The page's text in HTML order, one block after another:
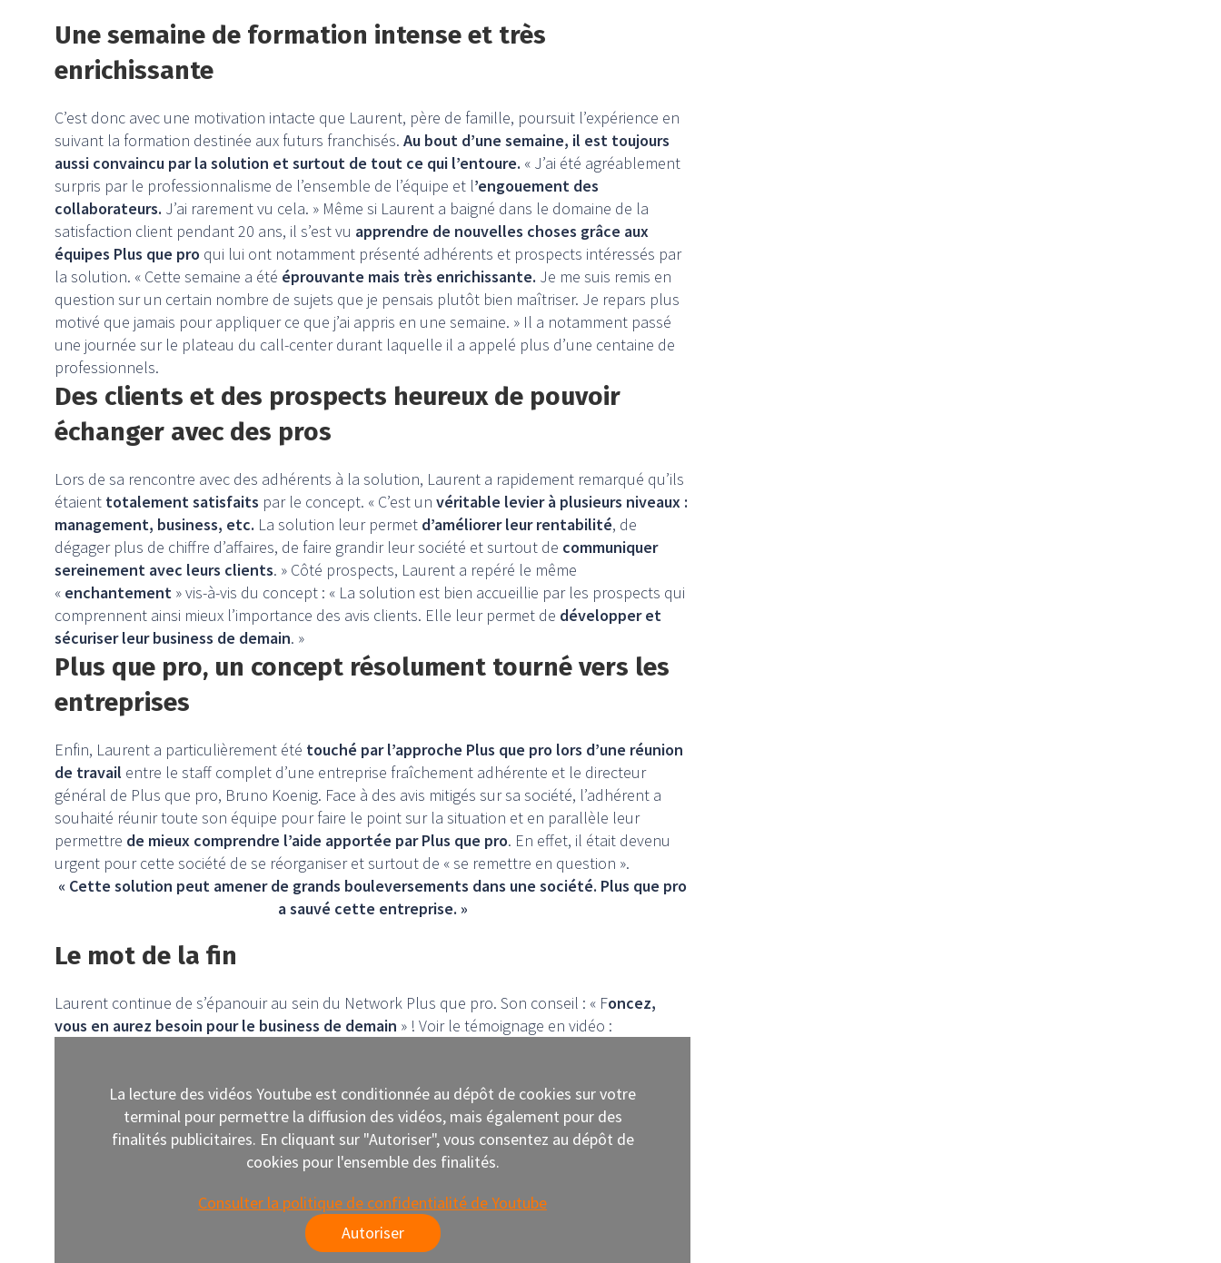
Une semaine de formation intense et très
enrichissante
C’est donc avec une motivation intacte que Laurent, père de famille, poursuit l’expérience en
suivant la formation destinée aux futurs franchisés. Au bout d’une semaine, il est toujours
aussi convaincu par la solution et surtout de tout ce qui l’entoure. « J’ai été agréablement
surpris par le professionnalisme de l’ensemble de l’équipe et l’engouement des
collaborateurs. J’ai rarement vu cela. » Même si Laurent a baigné dans le domaine de la
satisfaction client pendant 20 ans, il s’est vu apprendre de nouvelles choses grâce aux
équipes Plus que pro qui lui ont notamment présenté adhérents et prospects intéressés par
la solution. « Cette semaine a été éprouvante mais très enrichissante. Je me suis remis en
question sur un certain nombre de sujets que je pensais plutôt bien maîtriser. Je repars plus
motivé que jamais pour appliquer ce que j’ai appris en une semaine. » Il a notamment passé
une journée sur le plateau du call-center durant laquelle il a appelé plus d’une centaine de
professionnels.
Des clients et des prospects heureux de pouvoir
échanger avec des pros
Lors de sa rencontre avec des adhérents à la solution, Laurent a rapidement remarqué qu’ils
étaient totalement satisfaits par le concept. « C’est un véritable levier à plusieurs niveaux :
management, business, etc. La solution leur permet d’améliorer leur rentabilité, de
dégager plus de chiffre d’affaires, de faire grandir leur société et surtout de communiquer
sereinement avec leurs clients. » Côté prospects, Laurent a repéré le même
« enchantement » vis-à-vis du concept : « La solution est bien accueillie par les prospects qui
comprennent ainsi mieux l’importance des avis clients. Elle leur permet de développer et
sécuriser leur business de demain. »
Plus que pro, un concept résolument tourné vers les
entreprises
Enfin, Laurent a particulièrement été touché par l’approche Plus que pro lors d’une réunion
de travail entre le staff complet d’une entreprise fraîchement adhérente et le directeur
général de Plus que pro, Bruno Koenig. Face à des avis mitigés sur sa société, l’adhérent a
souhaité réunir toute son équipe pour faire le point sur la situation et en parallèle leur
permettre de mieux comprendre l’aide apportée par Plus que pro. En effet, il était devenu
urgent pour cette société de se réorganiser et surtout de « se remettre en question ».
« Cette solution peut amener de grands bouleversements dans une société. Plus que pro
a sauvé cette entreprise. »
Le mot de la fin
Laurent continue de s’épanouir au sein du Network Plus que pro. Son conseil : « Foncez,
vous en aurez besoin pour le business de demain » ! Voir le témoignage en vidéo :
La lecture des vidéos Youtube est conditionnée au dépôt de cookies sur votre
terminal pour permettre la diffusion des vidéos, mais également pour des
finalités publicitaires. En cliquant sur "Autoriser", vous consentez au dépôt de
cookies pour l'ensemble des finalités.
Consulter la politique de confidentialité de Youtube
Autoriser